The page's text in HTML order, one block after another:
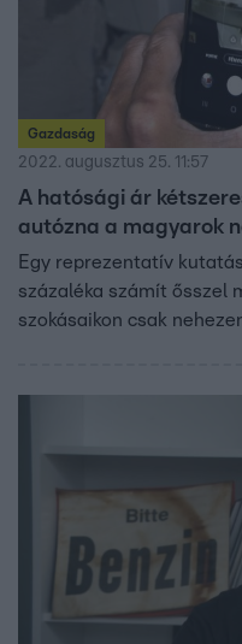
Gazdaság
2022. augusztus 25. 11:57
A hatósági ár
autózna a magyarok
Egy reprezentatív
százaléka számít ősszel
szokásaikon csak